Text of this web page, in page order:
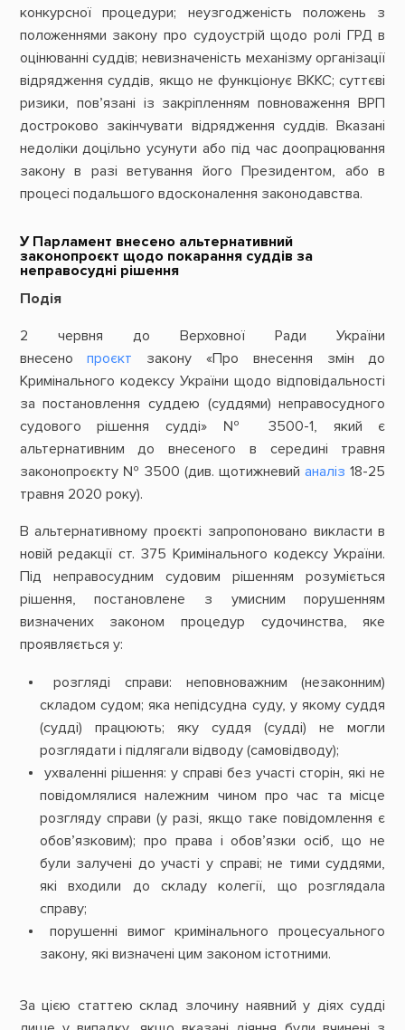
конкурсної процедури; неузгодженість положень з
положеннями закону про судоустрій щодо ролі ГРД в
оцінюванні суддів; невизначеність механізму організації
відрядження суддів, якщо не функціонує ВККС; суттєві
ризики, пов’язані із закріпленням повноваження ВРП
достроково закінчувати відрядження суддів. Вказані
недоліки доцільно усунути або під час доопрацювання
закону в разі ветування його Президентом, або в
процесі подальшого вдосконалення законодавства.
У Парламент внесено альтернативний
законопроєкт щодо покарання суддів за
неправосудні рішення
Подія
2 червня до Верховної Ради України
внесенопроєкт закону «Про внесення змін до
Кримінального кодексу України щодо відповідальності
за постановлення суддею (суддями) неправосудного
судового рішення судді» № 3500-1, який є
альтернативним до внесеного в середині травня
законопроєкту № 3500 (див. щотижневийаналіз 18-25
травня 2020 року).
В альтернативному проєкті запропоновано викласти в
новій редакції ст. 375 Кримінального кодексу України.
Під неправосудним судовим рішенням розуміється
рішення, постановлене з умисним порушенням
визначених законом процедур судочинства, яке
проявляється у:
розгляді справи: неповноважним (незаконним)
складом судом; яка непідсудна суду, у якому суддя
(судді) працюють; яку суддя (судді) не могли
розглядати і підлягали відводу (самовідводу);
ухваленні рішення: у справі без участі сторін, які не
повідомлялися належним чином про час та місце
розгляду справи (у разі, якщо таке повідомлення є
обов’язковим); про права і обов’язки осіб, що не
були залучені до участі у справі; не тими суддями,
які входили до складу колегії, що розглядала
справу;
порушенні вимог кримінального процесуального
закону, які визначені цим законом істотними.
За цією статтею склад злочину наявний у діях судді